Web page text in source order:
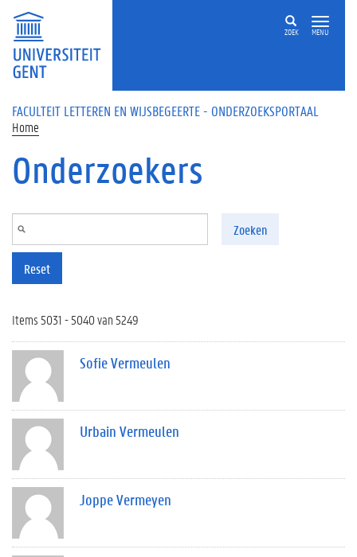
Overslaan en naar de inhoud gaan
ZOEK MENU
FACULTEIT LETTEREN EN WIJSBEGEERTE - ONDERZOEKSPORTAAL
Home
Onderzoekers
Zoeken
Reset
Items 5031 - 5040 van 5249
Sofie Vermeulen
Urbain Vermeulen
Joppe Vermeyen